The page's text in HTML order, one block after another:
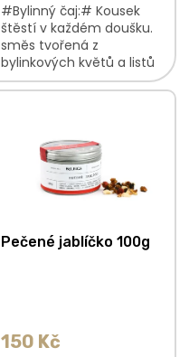
#Bylinný čaj:# Kousek
štěstí v každém doušku.
směs tvořená z
bylinkových květů a listů
jemná vůně s
květinovými podtóny
Pečené jablíčko 100g
150 Kč